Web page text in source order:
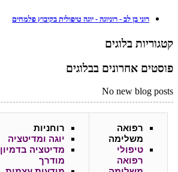
רוני בן לב - רוניוגה - יוגה טיפולית בקיבוץ פלמחים
קטגוריות בלוגים
פוסטים אחרונים בבלוגים
No new blog posts
רפואה
משלימה
טיפולי
רפואה
רוחניות
יוגה ומדיטציה
מדיטציה בדמיון
מודרך